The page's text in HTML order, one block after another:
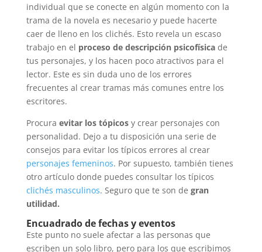
individual que se conecte en algún momento con la
trama de la novela es necesario y puede hacerte
caer de lleno en los clichés. Esto revela un escaso
trabajo en el proceso de descripción psicofísicade
tus personajes, y los hacen poco atractivos para el
lector. Este es sin duda uno de los errores
frecuentes al crear tramas más comunes entre los
escritores.
Procura evitar los tópicosy crear personajes con
personalidad. Dejo a tu disposición una serie de
consejos para evitar los típicos errores al crear
personajes femeninos. Por supuesto, también tienes
otro artículo donde puedes consultar los típicos
clichés masculinos. Seguro que te son de gran
utilidad.
Encuadrado de fechas y eventos
Este punto no suele afectar a las personas que
escriben un solo libro, pero para los que escribimos